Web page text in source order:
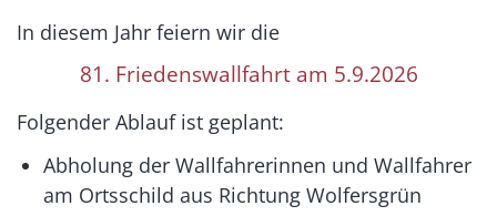
In diesem Jahr feiern wir die
81. Friedenswallfahrt am 5.9.2026
Folgender Ablauf ist geplant:
Abholung der Wallfahrerinnen und Wallfahrer
am Ortsschild aus Richtung Wolfersgrün